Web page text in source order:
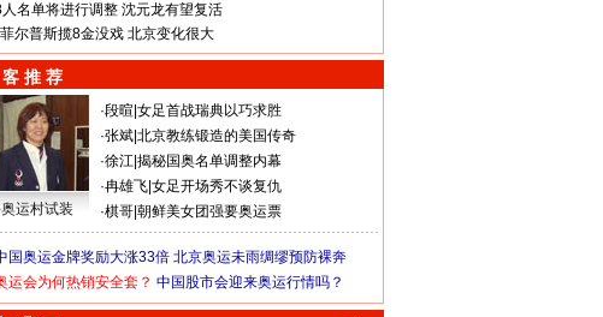
人名单将进行调整 沈元龙有望复活
尔普斯揽8金没戏 北京变化很大
推 荐
运村试装
·段暄 女足首战瑞典以巧求胜
·张斌 北京教练锻造的美国传奇
·徐江 揭秘国奥名单调整内幕
·冉雄飞 女足开场秀不谈复仇
·棋哥 朝鲜美女团强要奥运票
国奥运金牌奖励大涨33倍 北京奥运未雨绸缪预防裸奔
运会为何热销安全套？ 中国股市会迎来奥运行情吗？